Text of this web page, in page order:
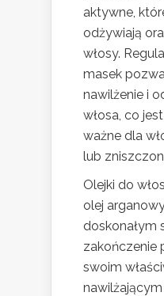
aktywne,
odżywiają
włosy.
masek
nawilżenie i
włosa, co
ważne dla
lub
Olejki do
olej
doskonałym
zakończenie
swoim